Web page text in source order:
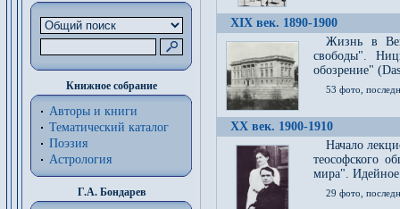
Книжное собрание
Авторы и книги
Тематический каталог
Поэзия
Астрология
Г.А. Бондарев
XIX век. 1890-1900
Жизнь в
свободы".
обозрение"
53 фото,
XX век. 1900-1910
Начало
теософского
мира". Идейное
29 фото,